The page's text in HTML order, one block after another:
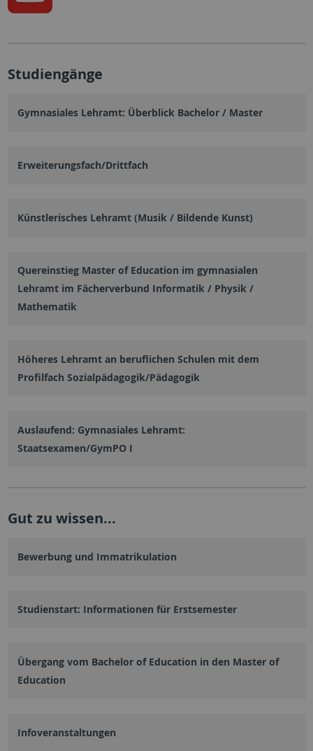
Studiengänge
Gymnasiales Lehramt: Überblick Bachelor / Master
Erweiterungsfach/Drittfach
Künstlerisches Lehramt (Musik / Bildende Kunst)
Quereinstieg Master of Education im gymnasialen
Lehramt im Fächerverbund Informatik / Physik /
Mathematik
Höheres Lehramt an beruflichen Schulen mit dem
Profilfach Sozialpädagogik/Pädagogik
Auslaufend: Gymnasiales Lehramt:
Staatsexamen/GymPO I
Gut zu wissen...
Bewerbung und Immatrikulation
Studienstart: Informationen für Erstsemester
Übergang vom Bachelor of Education in den Master of
Education
Infoveranstaltungen